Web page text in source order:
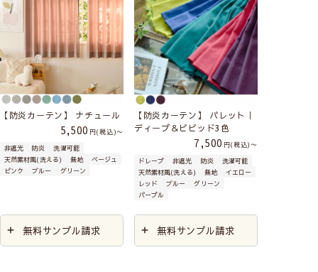
【防炎カーテン】 ナチュール
5,500 税込 〜
非遮光
防炎
洗濯可能
天然素材風(洗える)
無地
ベージュ
ピンク
ブルー グリーン
無料サンプル請求
【防炎カーテン】 パレット｜
ディープ＆ビビッド3色
7,500 税込 〜
ドレープ
非遮光 防炎
洗濯可能
天然素材風(洗える)
無地
イエロー
レッド
ブルー
グリーン
パープル
無料サンプル請求